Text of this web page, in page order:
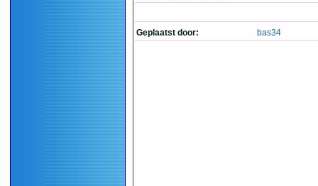
Geplaatst door: bas34